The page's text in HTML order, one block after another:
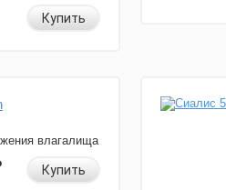
Купить
влагалища
Купить